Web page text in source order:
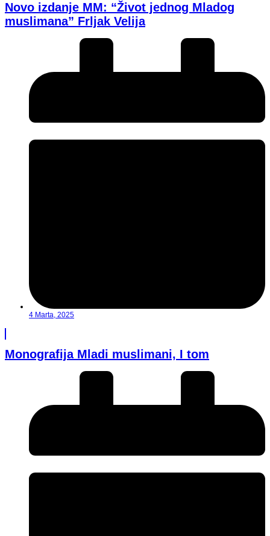
Novo izdanje MM: “Život jednog Mladog
muslimana” Frljak Velija
4 Marta, 2025
Monografija Mladi muslimani, I tom